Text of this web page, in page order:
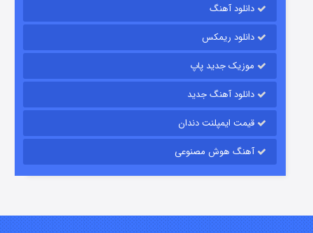
قسمت۱۵ (دوبله) منتشر شد
دانلود آهنگ
دانلود ریمکس
موزیک جدید پاپ
دانلود آهنگ جدید
قیمت ایمپلنت دندان
آهنگ هوش مصنوعی